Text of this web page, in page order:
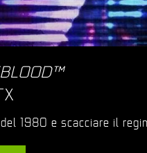
1980 e scacciare il